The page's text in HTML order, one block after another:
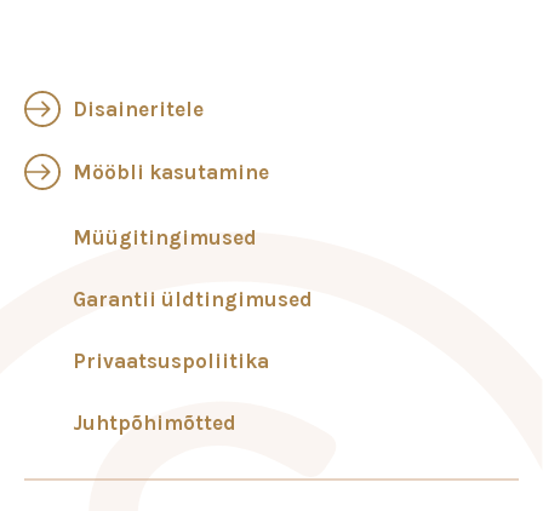
Disaineritele
Mööbli kasutamine
Müügitingimused
Garantii üldtingimused
Privaatsuspoliitika
Juhtpõhimõtted